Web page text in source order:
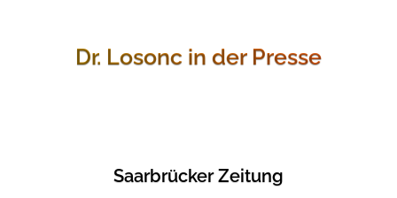
Dr. Losonc in der Presse
Saarbrücker Zeitung